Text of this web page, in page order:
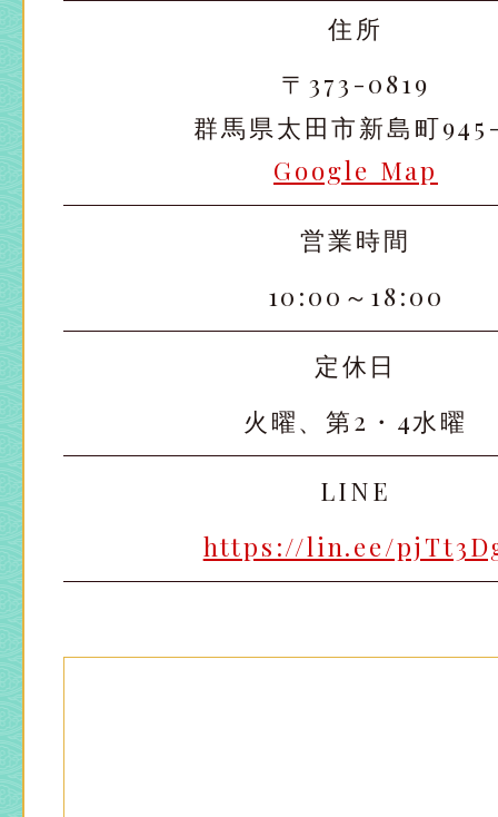
住所
〒373-0819
群馬県太田市新島町
Google Map
営業時間
10:00～18:00
定休日
火曜、第2・4水曜
LINE
https://lin.ee/